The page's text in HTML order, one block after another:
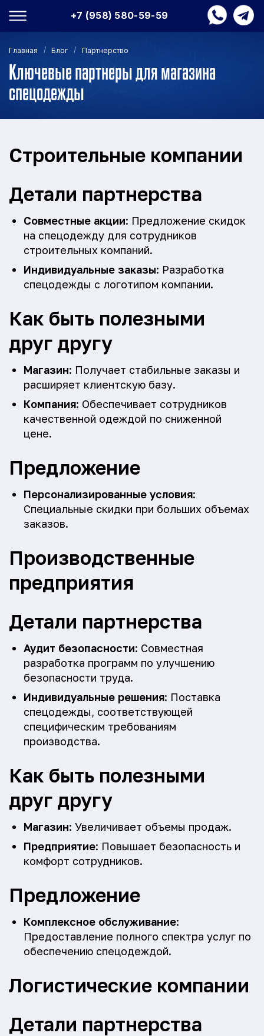
+7 (958) 580-59-59
Главная / Блог / Партнерство
Ключевые партнеры для магазина
спецодежды
Строительные компании
Детали партнерства
Совместные акции: Предложение скидок
на спецодежду для сотрудников
строительных компаний.
Индивидуальные заказы: Разработка
спецодежды с логотипом компании.
Как быть полезными
друг другу
Магазин: Получает стабильные заказы и
расширяет клиентскую базу.
Компания: Обеспечивает сотрудников
качественной одеждой по сниженной
цене.
Предложение
Персонализированные условия:
Специальные скидки при больших объемах
заказов.
Производственные
предприятия
Детали партнерства
Аудит безопасности: Совместная
разработка программ по улучшению
безопасности труда.
Индивидуальные решения: Поставка
спецодежды, соответствующей
специфическим требованиям
производства.
Как быть полезными
друг другу
Магазин: Увеличивает объемы продаж.
Предприятие: Повышает безопасность и
комфорт сотрудников.
Предложение
Комплексное обслуживание:
Предоставление полного спектра услуг по
обеспечению спецодеждой.
Логистические компании
Детали партнерства